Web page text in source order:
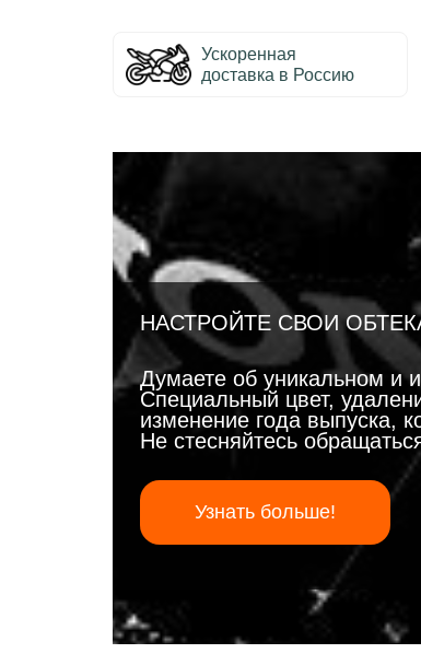
Ускоренная
доставка в Россию
НАСТРОЙТЕ СВОИ
Думаете об уникальном и
Специальный цвет,
изменение года выпуска,
Не стесняйтесь
Узнать больше!